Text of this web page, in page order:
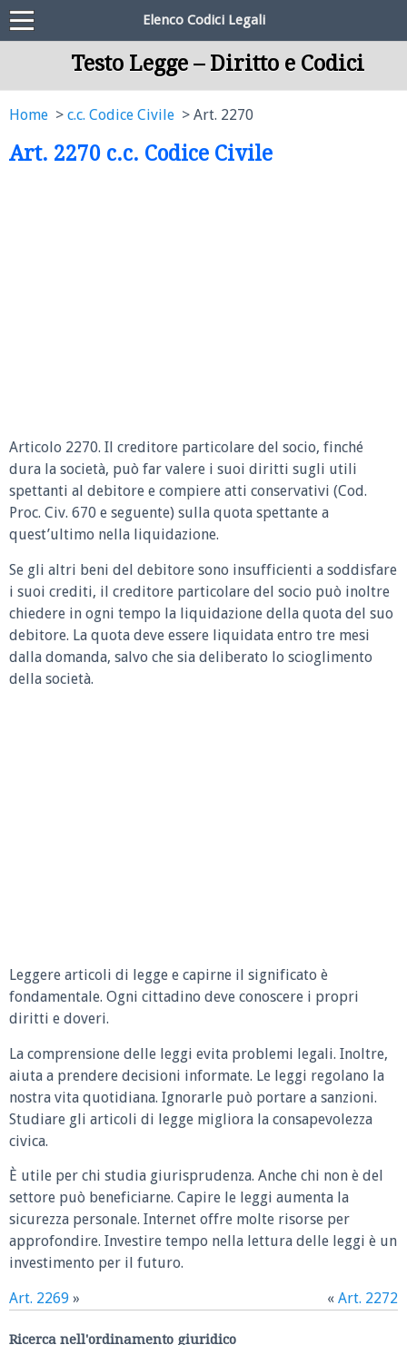
Elenco Codici Legali
Testo Legge – Diritto e Codici
Home c.c. Codice Civile Art. 2270
Art. 2270 c.c. Codice Civile
Articolo 2270. Il creditore particolare del socio, finché
dura la società, può far valere i suoi diritti sugli utili
spettanti al debitore e compiere atti conservativi (Cod.
Proc. Civ. 670 e seguente) sulla quota spettante a
quest’ultimo nella liquidazione.
Se gli altri beni del debitore sono insufficienti a soddisfare
i suoi crediti, il creditore particolare del socio può inoltre
chiedere in ogni tempo la liquidazione della quota del suo
debitore. La quota deve essere liquidata entro tre mesi
dalla domanda, salvo che sia deliberato lo scioglimento
della società.
Leggere articoli di legge e capirne il significato è
fondamentale. Ogni cittadino deve conoscere i propri
diritti e doveri.
La comprensione delle leggi evita problemi legali. Inoltre,
aiuta a prendere decisioni informate. Le leggi regolano la
nostra vita quotidiana. Ignorarle può portare a sanzioni.
Studiare gli articoli di legge migliora la consapevolezza
civica.
È utile per chi studia giurisprudenza. Anche chi non è del
settore può beneficiarne. Capire le leggi aumenta la
sicurezza personale. Internet offre molte risorse per
approfondire. Investire tempo nella lettura delle leggi è un
investimento per il futuro.
Art. 2269 » « Art. 2272
Ricerca nell'ordinamento giuridico